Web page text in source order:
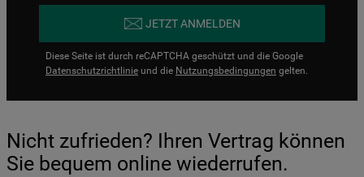
JETZT ANMELDEN
Diese Seite ist durch reCAPTCHA geschützt und die Google
Datenschutzrichtlinie und die Nutzungsbedingungen gelten.
Nicht zufrieden? Ihren Vertrag können
Sie bequem online wiederrufen.